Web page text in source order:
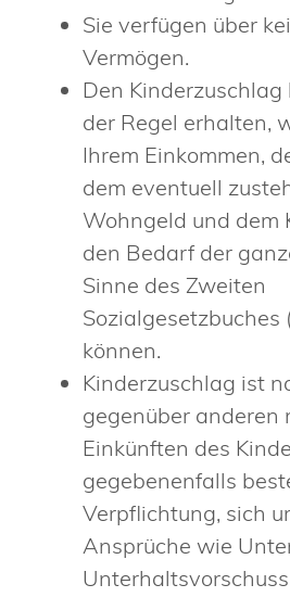
Sie verfügen über
Vermögen.
Den Kinderzuschlag
der Regel erhalten,
Ihrem Einkommen,
dem eventuell
Wohngeld und dem
den Bedarf der
Sinne des Zweiten
Sozialgesetzbuches
können.
Kinderzuschlag ist
gegenüber anderen
Einkünften des
gegebenenfalls
Verpflichtung, sich
Ansprüche wie